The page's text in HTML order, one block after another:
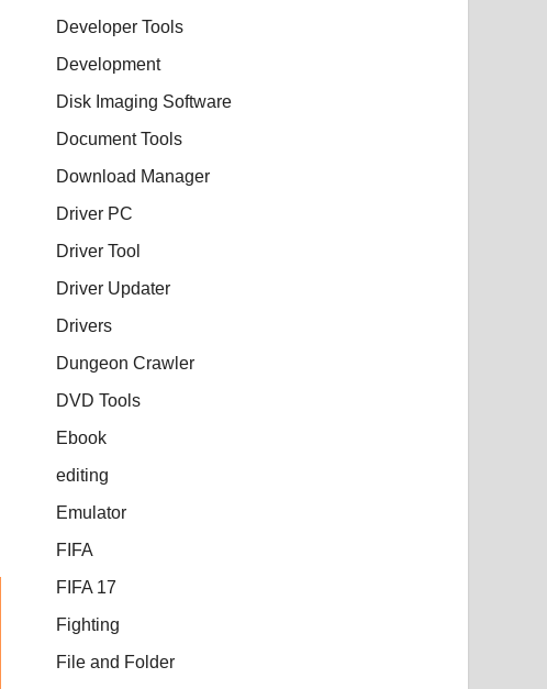
Developer Tools
Development
Disk Imaging Software
Document Tools
Download Manager
Driver PC
Driver Tool
Driver Updater
Drivers
Dungeon Crawler
DVD Tools
Ebook
editing
Emulator
FIFA
FIFA 17
Fighting
File and Folder